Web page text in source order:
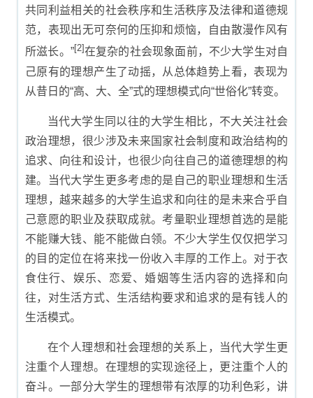
共同利益相关的社会秩序和生活秩序及法律和道德规
范，表现出无可奈何的压抑和烦恼，自由散漫作风有
所滋长。”[2]在复杂的社会现象面前，不少大学生对自
己原有的理想产生了动摇，从总体趋势上看，表现为
从昔日的“高、大、全”式的理想模式向“世俗化”转变。
当代大学生同以往的大学生相比，不大关注社会
政治理想，很少涉及未来国家社会制度和政治结构的
追求、向往和设计，也很少向往自己的道德理想的构
建。当代大学生更多考虑的是自己的职业理想和生活
理想，越来越多的大学生追求和向往的是未来合乎自
己意愿的职业及获取成就。考量职业理想首选的是能
不能赚大钱、能不能做白领。不少大学生仅仅把学习
的目的定位在将来找一份收入丰厚的工作上。对于衣
食住行、娱乐、恋爱、婚姻等生活内容的选择和向
往，对生活方式、生活结构要求和追求的是有钱人的
生活模式。
在个人理想和社会理想的关系上，当代大学生更
注重个人理想。在理想的实现途径上，更注重个人的
奋斗。一部分大学生的理想带有浓厚的功利色彩，讲